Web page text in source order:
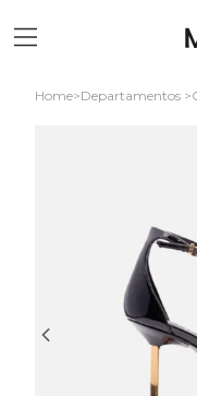
Home Departamentos